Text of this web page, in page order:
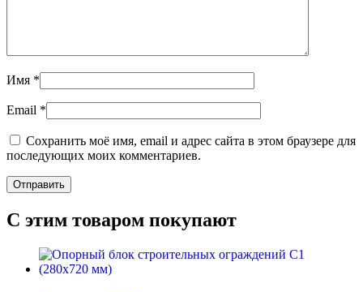
Имя *
Email *
Сохранить моё имя, email и адрес сайта в этом браузере для
последующих моих комментариев.
С этим товаром покупают